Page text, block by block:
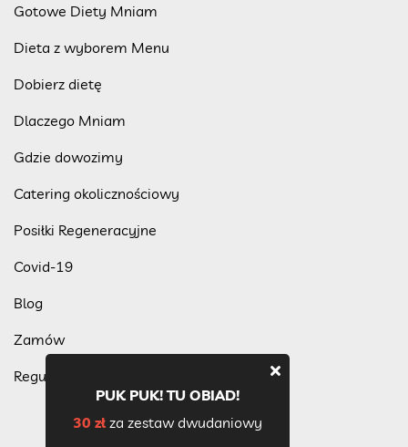
Gotowe Diety Mniam
Dieta z wyborem Menu
Dobierz dietę
Dlaczego Mniam
Gdzie dowozimy
Catering okolicznościowy
Posiłki Regeneracyjne
Covid-19
Blog
Zamów
Regulamin programu lojalnościowego
PUK PUK! TU OBIAD!
30 zł za zestaw dwudaniowy